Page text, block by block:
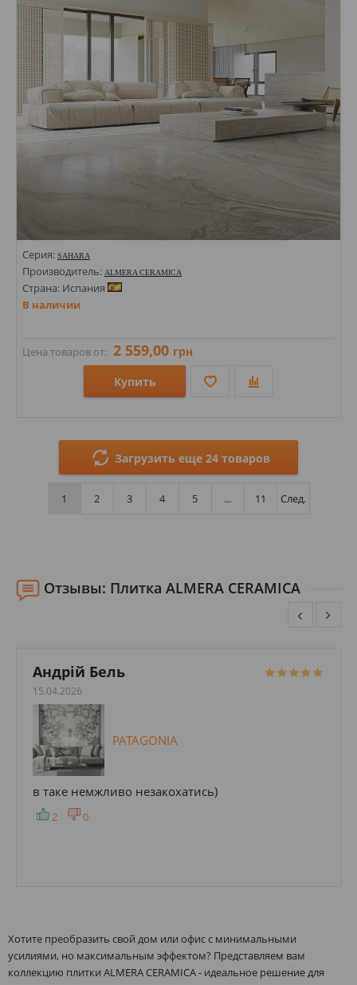
Цвета:
Серия: SAHARA
Производитель: ALMERA CERAMICA
Страна: Испания
В наличии
Цена товаров от: 2 559,00 грн
Купить
Стили: Под камень;
Загрузить еще 24 товаров
1 2 3 4 5 ... 11 След.
Отзывы: Плитка ALMERA CERAMICA
Андрій Бель
15.04.2026
PATAGONIA
в таке немжливо незакохатись)
2 0
Хотите преобразить свой дом или офис с минимальными
усилиями, но максимальным эффектом? Представляем вам
коллекцию плитки ALMERA CERAMICA - идеальное решение для